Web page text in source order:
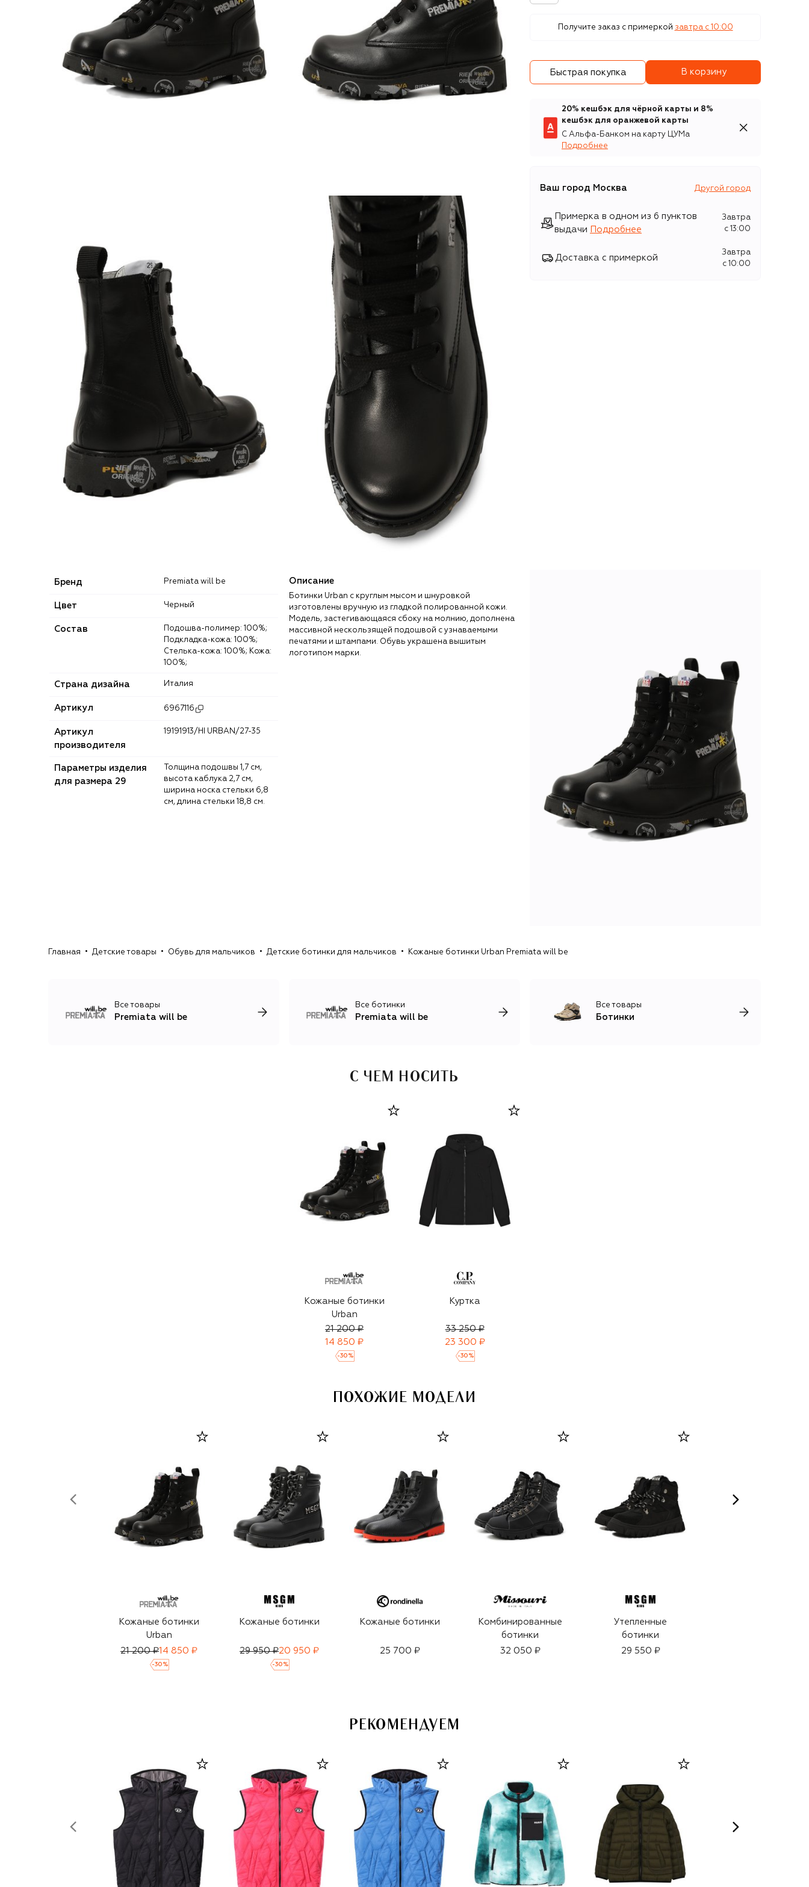
Получите заказ с примеркой завтра c 10:00
Быстрая покупка В корзину
20% кешбэк для чёрной карты и 8%
кешбэк для оранжевой карты
С Альфа-Банком на карту ЦУМа
Подробнее
Ваш город Москва Другой город
Примерка в одном из 6 пунктов
выдачи
Подробнее
Завтра
c 13:00
Доставка с примеркой
Завтра
c 10:00
Бренд Premiata will be
Цвет Черный
Состав
Подкладка-кожа: 100%;
Стелька-кожа: 100%; Кожа:
100%;
Страна дизайна Италия
Артикул 6967116
Артикул
производителя
19191913/HI URBAN/27-35
Параметры изделия
для размера 29
высота каблука 2,7 см,
ширина носка стельки 6,8
см, длина стельки 18,8 см.
Описание
Ботинки Urban с круглым мысом и шнуровкой
изготовлены вручную из гладкой полированной кожи.
Модель, застегивающаяся сбоку на молнию, дополнена
массивной нескользящей подошвой с узнаваемыми
печатями и штампами. Обувь украшена вышитым
логотипом марки.
Главная Детские товары Обувь для мальчиков Детские ботинки для мальчиков Кожаные ботинки Urban Premiata will be
Все товары
Premiata will be
Все ботинки
Premiata will be
Все товары
Ботинки
С ЧЕМ НОСИТЬ
Кожаные ботинки
Urban
21 200 ₽
14 850 ₽
-30 %
Куртка
33 250 ₽
23 300 ₽
-30 %
ПОХОЖИЕ МОДЕЛИ
Кожаные ботинки
Urban
21 200 ₽14 850 ₽
-30 %
Кожаные ботинки
29 950 ₽20 950 ₽
-30 %
Кожаные ботинки
25 700 ₽
Комбинированные
ботинки
32 050 ₽
Утепленные
ботинки
29 550 ₽
РЕКОМЕНДУЕМ